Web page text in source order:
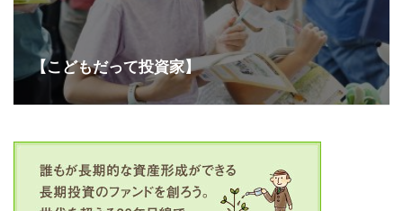
【こどもだって投資家】